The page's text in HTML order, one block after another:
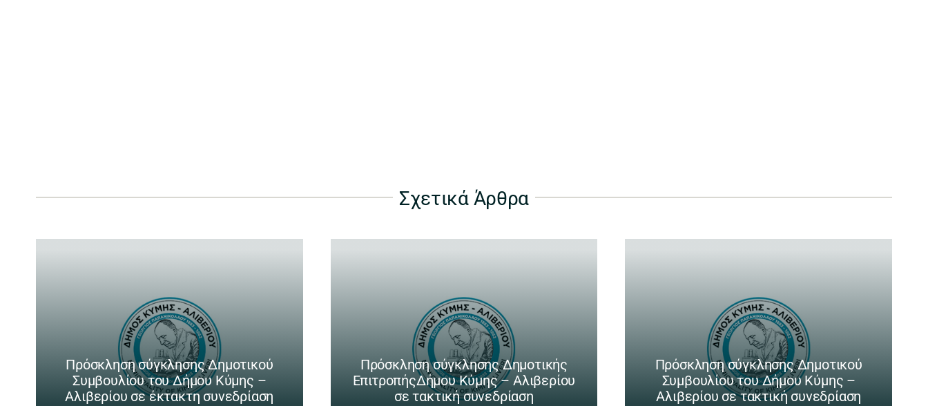
Σχετικά Άρθρα
Πρόσκληση σύγκλησης Δημοτικού
Συμβουλίου του Δήμου Κύμης –
Αλιβερίου σε έκτακτη συνεδρίαση
Πρόσκληση σύγκλησης Δημοτικής
ΕπιτροπήςΔήμου Κύμης – Αλιβερίου
σε τακτική συνεδρίαση
Πρόσκληση σύγκλησης Δημοτικού
Συμβουλίου του Δήμου Κύμης –
Αλιβερίου σε τακτική συνεδρίαση